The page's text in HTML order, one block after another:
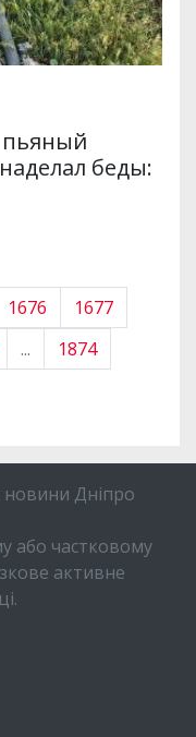
пьяный
беды:
1676
1677
...
1874
Дніпро
або частковому
активне